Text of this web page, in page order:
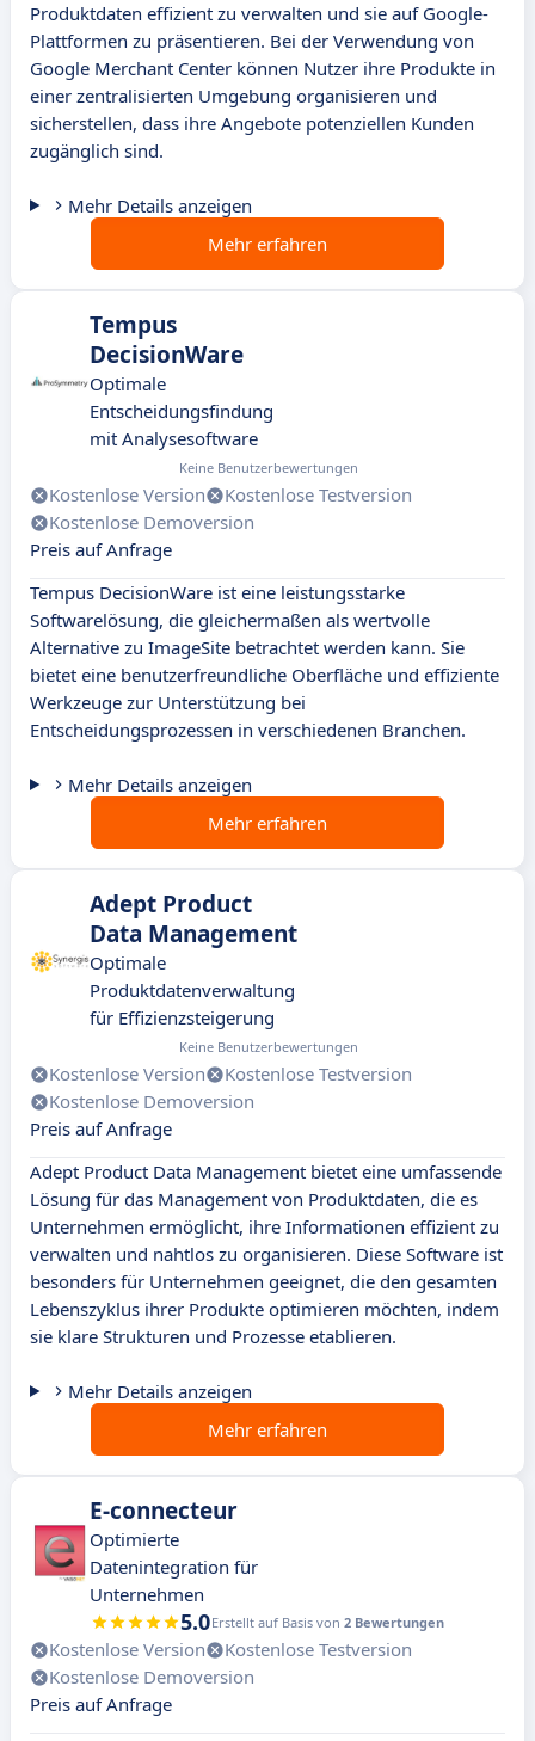
Produktdaten effizient zu verwalten und sie auf Google-
Plattformen zu präsentieren. Bei der Verwendung von
Google Merchant Center können Nutzer ihre Produkte in
einer zentralisierten Umgebung organisieren und
sicherstellen, dass ihre Angebote potenziellen Kunden
zugänglich sind.
Mehr Details anzeigen
Mehr erfahren
Tempus
DecisionWare
Optimale
Entscheidungsfindung
mit Analysesoftware
Keine Benutzerbewertungen
Kostenlose Version
Kostenlose Testversion
Kostenlose Demoversion
Preis auf Anfrage
Tempus DecisionWare ist eine leistungsstarke
Softwarelösung, die gleichermaßen als wertvolle
Alternative zu ImageSite betrachtet werden kann. Sie
bietet eine benutzerfreundliche Oberfläche und effiziente
Werkzeuge zur Unterstützung bei
Entscheidungsprozessen in verschiedenen Branchen.
Mehr Details anzeigen
Mehr erfahren
Adept Product
Data Management
Optimale
Produktdatenverwaltung
für Effizienzsteigerung
Keine Benutzerbewertungen
Kostenlose Version
Kostenlose Testversion
Kostenlose Demoversion
Preis auf Anfrage
Adept Product Data Management bietet eine umfassende
Lösung für das Management von Produktdaten, die es
Unternehmen ermöglicht, ihre Informationen effizient zu
verwalten und nahtlos zu organisieren. Diese Software ist
besonders für Unternehmen geeignet, die den gesamten
Lebenszyklus ihrer Produkte optimieren möchten, indem
sie klare Strukturen und Prozesse etablieren.
Mehr Details anzeigen
Mehr erfahren
E-connecteur
Optimierte
Datenintegration für
Unternehmen
5.0Erstellt auf Basis von 2 Bewertungen
Kostenlose Version
Kostenlose Testversion
Kostenlose Demoversion
Preis auf Anfrage